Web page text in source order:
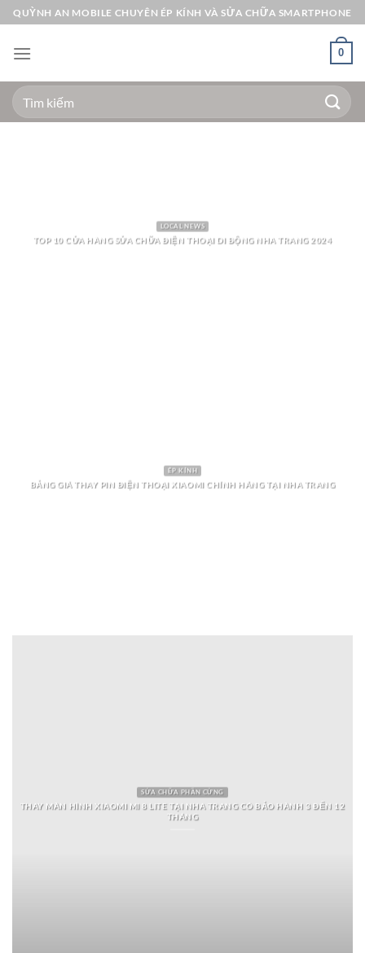
Bỏ
qua
nội
QUỲNH AN MOBILE CHUYÊN ÉP KÍNH VÀ SỬA CHỮA SMARTPHONE
0
Tìm
kiếm:
LOCAL NEWS
TOP 10 CỬA HÀNG SỬA CHỮA ĐIỆN THOẠI DI ĐỘNG NHA TRANG 2024
ÉP KÍNH
BẢNG GIÁ THAY PIN ĐIỆN THOẠI XIAOMI CHÍNH HÃNG TẠI NHA TRANG
SỬA CHỮA PHẦN CỨNG
THAY MÀN HÌNH XIAOMI MI 8 LITE TẠI NHA TRANG CÓ BẢO HÀNH 3 ĐẾN 12
THÁNG